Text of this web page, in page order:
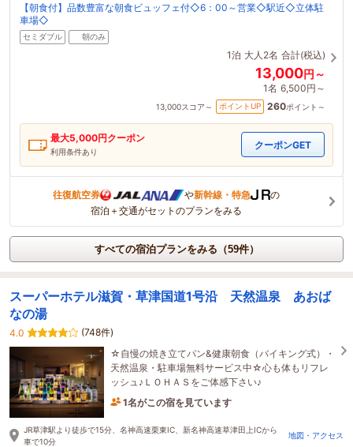
【朝食付】品数豊富な朝食ビュッフェ付◇6：00～営業◇駅近◇立体駐
車場◇
セミダブル 朝のみ
1泊 大人2名 合計(税込)
13,000円～
1名 6,500円～
13,000スコア～ ポイントUP 260ポイント～
最大5,000円クーポン
利用条件あり
クーポンGET
往復航空券 や新幹線・特急
の
宿泊＋交通がセットのプランをみる
すべての宿泊プランをみる（59件）
スーパーホテル滋賀・草津国道1号沿 天然温泉 あおば
なの湯
4.0
(748件)
☆自慢の焼き立てパン&健康朝食（バイキング式）・
天然温泉・駐車場無料サービス中☆心も体もリフレ
ッシュ♪ＬＯＨＡＳをご体感下さい♪
1名がこの宿を見ています
JR草津駅より徒歩で15分、名神高速栗東IC、新名神高速草津田上ICから
車で10分
地図・アクセス